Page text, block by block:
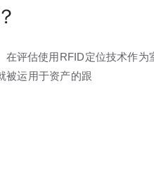
评估使用RFID定位技术作
被运用于资产的跟